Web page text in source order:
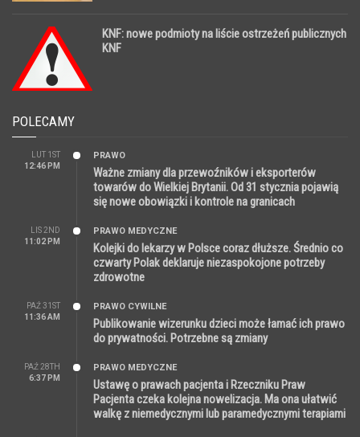
KNF: nowe podmioty na liście ostrzeżeń publicznych
KNF
POLECAMY
LUT 1ST
12:46 PM
PRAWO
Ważne zmiany dla przewoźników i eksporterów
towarów do Wielkiej Brytanii. Od 31 stycznia pojawią
się nowe obowiązki i kontrole na granicach
LIS 2ND
11:02 PM
PRAWO MEDYCZNE
Kolejki do lekarzy w Polsce coraz dłuższe. Średnio co
czwarty Polak deklaruje niezaspokojone potrzeby
zdrowotne
PAŹ 31ST
11:36 AM
PRAWO CYWILNE
Publikowanie wizerunku dzieci może łamać ich prawo
do prywatności. Potrzebne są zmiany
PAŹ 28TH
6:37 PM
PRAWO MEDYCZNE
Ustawę o prawach pacjenta i Rzeczniku Praw
Pacjenta czeka kolejna nowelizacja. Ma ona ułatwić
walkę z niemedycznymi lub paramedycznymi terapiami